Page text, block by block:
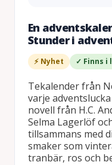
En
Stunder i
⚡ Nyhet ✓ Finns i
Tekalender från
varje
novell från H.C.
Selma Lagerlöf
tillsammans med
smaker som
tranbär, ros och